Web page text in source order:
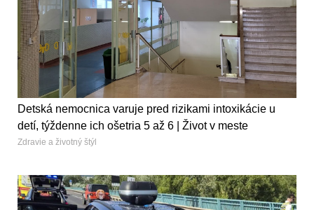
Detská nemocnica varuje pred rizikami intoxikácie u
detí, týždenne ich ošetria 5 až 6 | Život v meste
Zdravie a životný štýl